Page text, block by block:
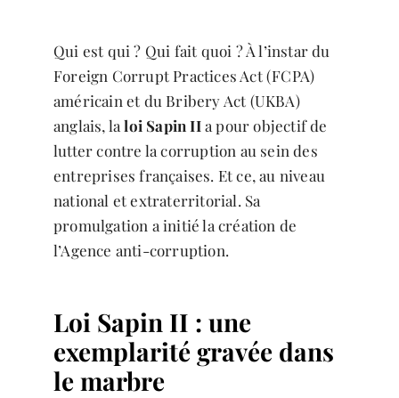
Qui est qui ? Qui fait quoi ? À l’instar du
Foreign Corrupt Practices Act (FCPA)
américain et du Bribery Act (UKBA)
anglais, laloi Sapin IIa pour objectif de
lutter contre la corruption au sein des
entreprises françaises. Et ce, au niveau
national et extraterritorial. Sa
promulgation a initié la création de
l’Agence anti-corruption.
Loi Sapin II : une
exemplarité gravée dans
le marbre